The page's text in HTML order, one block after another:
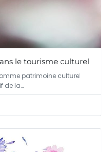
le tourisme culturel
patrimoine culturel
de la…